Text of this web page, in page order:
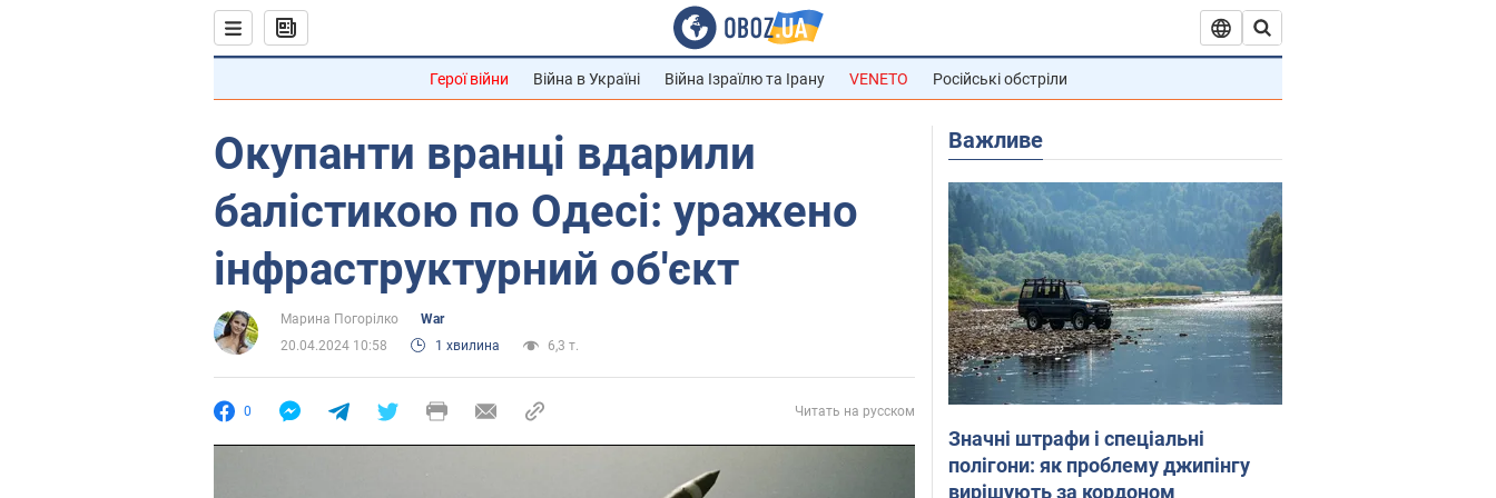
Герої війни Війна в Україні Війна Ізраїлю та Ірану VENETO Російські обстріли
Окупанти вранці вдарили
балістикою по Одесі: уражено
інфраструктурний об'єкт
Марина Погорілко
War
20.04.2024 10:58
1 хвилина 6,3 т.
0 Читать на русском
Важливе
Значні штрафи і спеціальні
полігони: як проблему джипінгу
вирішують за кордоном